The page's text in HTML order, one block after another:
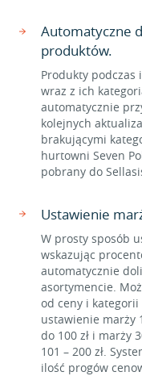
Automatyczne
produktów.
Produkty
wraz z ich
automatycznie
kolejnych
brakującymi
hurtowni Seven
pobrany do
Ustawienie
W prosty sposób
wskazując
automatycznie
asortymencie.
od ceny i
ustawienie marży
do 100 zł i marży
101 – 200 zł.
ilość progów